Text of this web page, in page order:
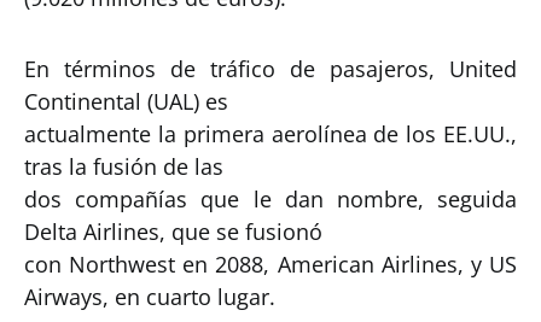
En términos de tráfico de pasajeros, United
Continental (UAL) es
actualmente la primera aerolínea de los EE.UU.,
tras la fusión de las
dos compañías que le dan nombre, seguida
Delta Airlines, que se fusionó
con Northwest en 2088, American Airlines, y US
Airways, en cuarto lugar.